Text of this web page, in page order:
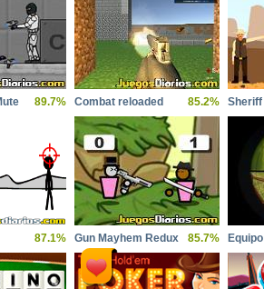
89.7% Combat reloaded 85.2% Sheriff
87.1% Gun Mayhem Redux 85.7%